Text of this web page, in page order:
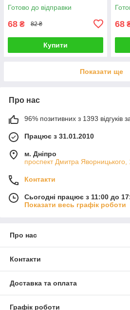
Готово до відправки
68 ₴ 82 ₴
Купити
68
Показати ще
Про нас
96% позитивних з 1393 відгуків
Працює з 31.01.2010
м. Дніпро
проспект Дмитра Яворницького,
Контакти
Сьогодні працює з 11:00 до
Показати весь графік роботи
Про нас
Контакти
Доставка та оплата
Графік роботи